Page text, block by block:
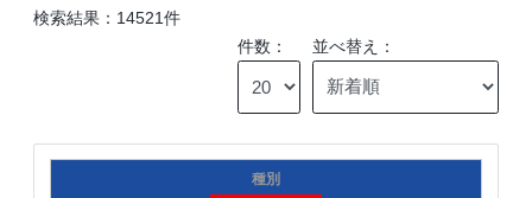
検索結果：14521件
件数：
並べ替え：